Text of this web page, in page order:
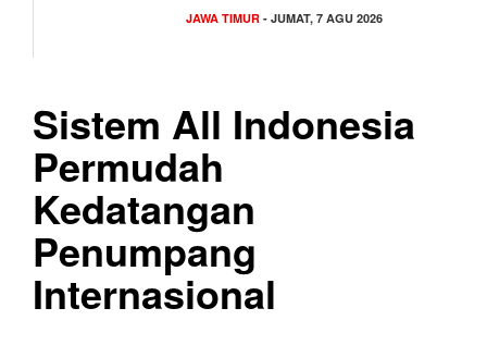
JAWA TIMUR - JUMAT, 7 AGU 2026
Sistem All Indonesia
Permudah
Kedatangan
Penumpang
Internasional